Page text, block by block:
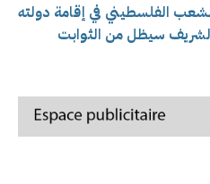
الفلسطيني في إقامة دولته
سيظل من الثوابت